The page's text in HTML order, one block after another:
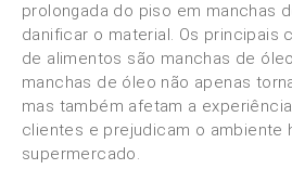
prolongada do piso em manchas
danificar o material. Os principais
de alimentos são manchas de
manchas de óleo não apenas
mas também afetam a
clientes e prejudicam o ambiente
supermercado.